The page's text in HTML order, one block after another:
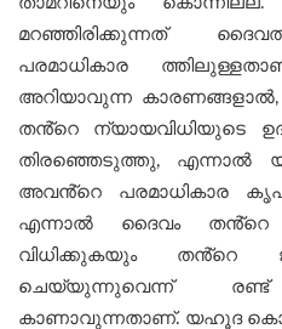
മറഞ്ഞിരിക്കുന്നത്
പരമാധികാര
അറിയാവുന്ന
തൻ്റെ ന്യായവിധിയുടെ
തിരഞ്ഞെടുത്തു, എന്നാൽ
അവൻ്റെ പരമാധികാര
എന്നാൽ ദൈവം തൻ്റെ
വിധിക്കുകയും തൻ്റെ
ചെയ്യുന്നുവെന്ന്
കാണാവുന്നതാണ്. യഹൂദ